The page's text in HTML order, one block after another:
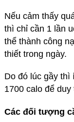
Nếu cảm thấy
thì chỉ cần 1 lần
thể thành công
thiết trong ngày.
Do đó lúc gầy thì
1700 calo để
Các đối tượng